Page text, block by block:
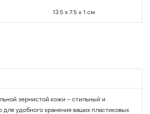
13.5 x 7.5 x 1 см
зернистой кожи – стильный и
для удобного хранения ваших пластиковых